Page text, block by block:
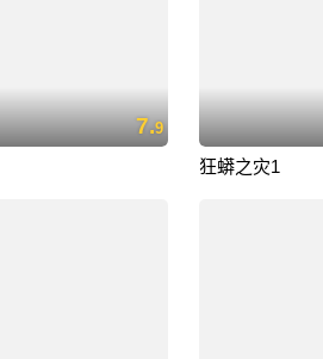
7.9
狂蟒之灾1